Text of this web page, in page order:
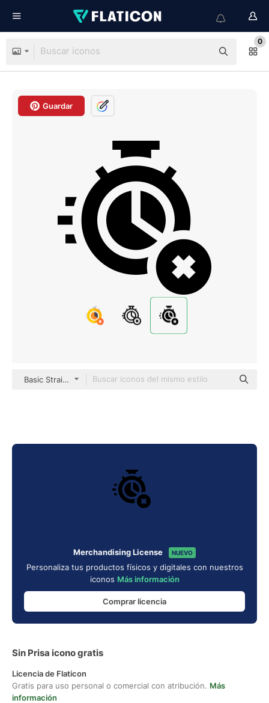
0
Guardar
Basic Straight Filled
Merchandising License NUEVO
Personaliza tus productos físicos y digitales con nuestros
iconos Más información
Comprar licencia
Sin Prisa icono gratis
Licencia de Flaticon
Gratis para uso personal o comercial con atribución. Más
información